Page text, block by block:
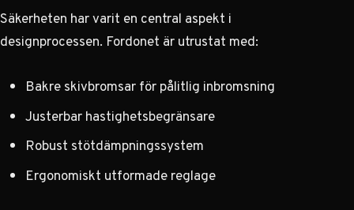
Säkerheten har varit en central aspekt i
designprocessen. Fordonet är utrustat med:
Bakre skivbromsar för pålitlig inbromsning
Justerbar hastighetsbegränsare
Robust stötdämpningssystem
Ergonomiskt utformade reglage